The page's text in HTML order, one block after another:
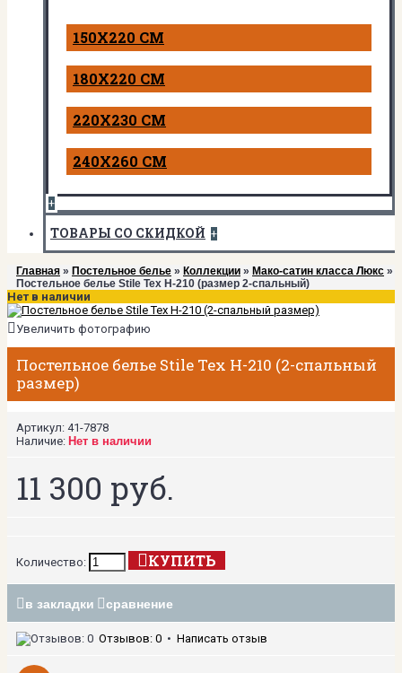
150Х220 СМ
180Х220 СМ
220Х230 СМ
240Х260 СМ
+
ТОВАРЫ СО СКИДКОЙ +
Главная » Постельное белье » Коллекции » Мако-сатин класса Люкс »
Постельное белье Stile Tex H-210 (размер 2-спальный)
Нет в наличии
Увеличить фотографию
Постельное белье Stile Tex H-210 (2-спальный
размер)
Артикул: 41-7878
Наличие: Нет в наличии
11 300 руб.
Количество: КУПИТЬ
в закладки сравнение
Отзывов: 0 • Написать отзыв